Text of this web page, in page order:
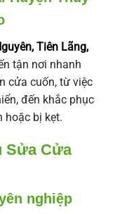
Tiên Lãng,
tận nơi nhanh
cửa cuốn, từ việc
đến khắc phục
hoặc bị kẹt.
Sửa Cửa
nghiệp